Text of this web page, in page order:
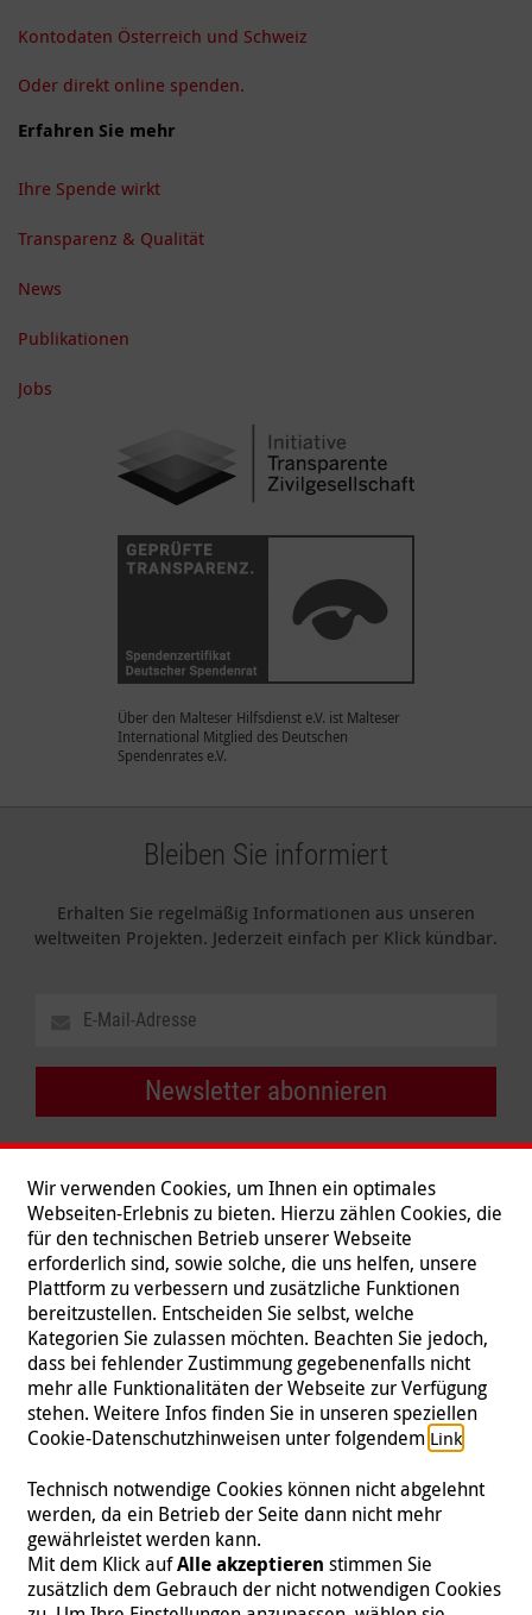
Kontodaten Österreich und Schweiz
Oder direkt online spenden.
Erfahren Sie mehr
Ihre Spende wirkt
Transparenz & Qualität
News
Publikationen
Jobs
Über den Malteser Hilfsdienst e.V. ist Malteser
International Mitglied des Deutschen
Spendenrates e.V.
Bleiben Sie informiert
Erhalten Sie regelmäßig Informationen aus unseren
weltweiten Projekten. Jederzeit einfach per Klick kündbar.
Newsletter abonnieren
Folgen Sie uns
Impressum | Datenschutz | Kontakt | Presse
© 2026 Malteser International
Wir verwenden Cookies, um Ihnen ein optimales
Webseiten-Erlebnis zu bieten. Hierzu zählen Cookies, die
für den technischen Betrieb unserer Webseite
erforderlich sind, sowie solche, die uns helfen, unsere
Plattform zu verbessern und zusätzliche Funktionen
bereitzustellen. Entscheiden Sie selbst, welche
Kategorien Sie zulassen möchten. Beachten Sie jedoch,
dass bei fehlender Zustimmung gegebenenfalls nicht
mehr alle Funktionalitäten der Webseite zur Verfügung
stehen. Weitere Infos finden Sie in unseren speziellen
Cookie-Datenschutzhinweisen unter folgendem Link.
Technisch notwendige Cookies können nicht abgelehnt
werden, da ein Betrieb der Seite dann nicht mehr
gewährleistet werden kann.
Mit dem Klick aufAlle akzeptieren stimmen Sie
zusätzlich dem Gebrauch der nicht notwendigen Cookies